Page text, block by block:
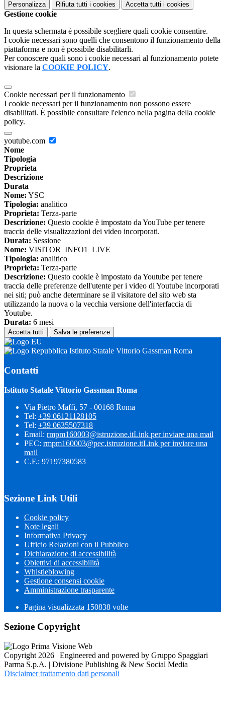
Personalizza Rifiuta tutti i cookies Accetta tutti i cookies
Gestione cookie
In questa schermata è possibile scegliere quali cookie consentire.
I cookie necessari sono quelli che consentono il funzionamento della
piattaforma e non è possibile disabilitarli.
Per conoscere quali sono i cookie necessari al funzionamento potete
visionare la COOKIE POLICY.
Cookie necessari per il funzionamento
I cookie necessari per il funzionamento non possono essere
disabilitati. È possibile consultare l'elenco nella pagina della cookie
policy.
youtube.com
Nome
Tipologia
Proprieta
Descrizione
Durata
Nome: YSC
Tipologia: analitico
Proprieta: Terza-parte
Descrizione: Questo cookie è impostato da YouTube per tenere
traccia delle visualizzazioni dei video incorporati.
Durata: Sessione
Nome: VISITOR_INFO1_LIVE
Tipologia: analitico
Proprieta: Terza-parte
Descrizione: Questo cookie è impostato da Youtube per tenere
traccia delle preferenze dell'utente per i video di Youtube incorporati
nei siti; può anche determinare se il visitatore del sito web sta
utilizzando la nuova o la vecchia versione dell'interfaccia di
Youtube.
Durata: 6 mesi
Accetta tutti Salva le preferenze
Istituto Statale Vittorio Gassman Roma
Contatti
Istituto Statale Vittorio Gassman Roma
Via Pietro Maffi, 57 - 00168 Roma
Tel: +39 06121128105
Tel: +39 0635507318
Email: rmpm160003@istruzione.itLink per inviare una mail
PEC: rmpm160003@pec.istruzione.itLink per inviare una
mail
C.F.: 97197380583
Sezione Link Utili
Cookie policy
Note legali
Informativa Privacy
Ufficio Relazioni con il Pubblico
Dichiarazione di accessibilità
Obiettivi di accessibilità
Whistleblowing
Gestione consensi cookie
Amministrazione trasparente
Pagina visualizzata 150838 volte
Sezione Copyright
Copyright 2026 | Engineered and powered by Gruppo Spaggiari
Parma S.p.A. | Divisione Publishing & New Social Media
Disclaimer trattamento dati personali